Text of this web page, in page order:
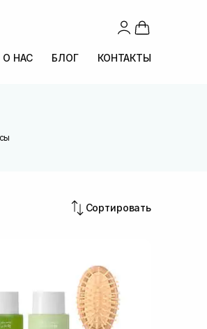
О НАС БЛОГ КОНТАКТЫ
Сортировать